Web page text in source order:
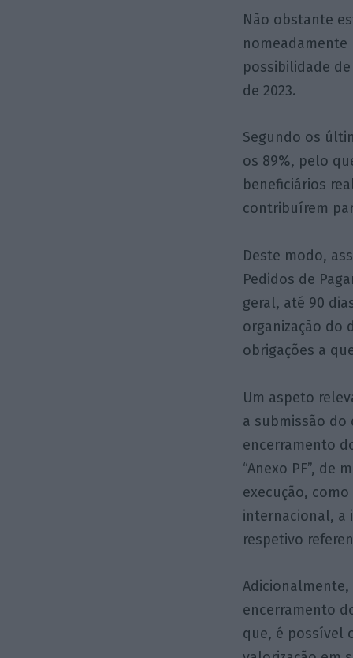
Não obstante
possibilidade
de 2023.
Segundo os
os 89%, pelo
beneficiários
contribuírem
Deste modo,
Pedidos de
geral, até 90
organização do
obrigações a
Um aspeto
a submissão do
encerramento
“Anexo PF”,
execução,
internacional, a
respetivo
encerramento
que, é possível